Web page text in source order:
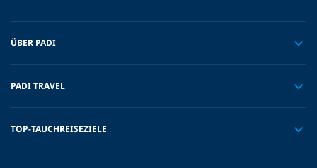
ÜBER PADI
PADI TRAVEL
TOP-TAUCHREISEZIELE